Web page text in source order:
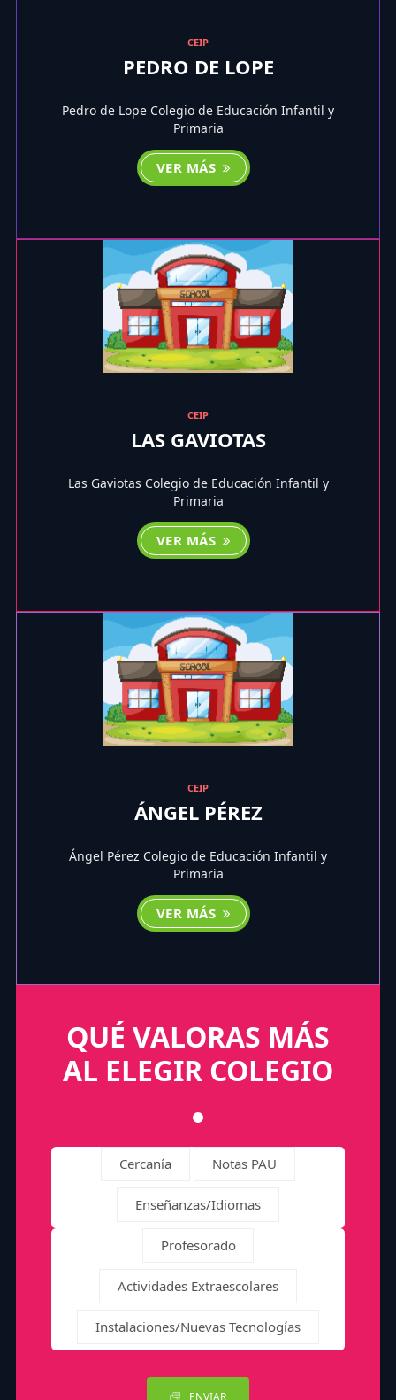
CEIP
PEDRO DE LOPE
Pedro de Lope Colegio de Educación Infantil y
Primaria
VER MÁS
CEIP
LAS GAVIOTAS
Las Gaviotas Colegio de Educación Infantil y
Primaria
VER MÁS
CEIP
ÁNGEL PÉREZ
Ángel Pérez Colegio de Educación Infantil y
Primaria
VER MÁS
QUÉ VALORAS MÁS
AL ELEGIR COLEGIO
Cercanía Notas PAU
Enseñanzas/Idiomas
Profesorado
Actividades Extraescolares
Instalaciones/Nuevas Tecnologías
ENVIAR